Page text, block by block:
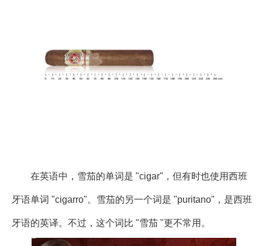
在英语中，雪茄的单词是 "cigar"，但有时也使用西班
牙语单词 "cigarro"。雪茄的另一个词是 "puritano"，是西班
牙语的英译。不过，这个词比 "雪茄 "更不常用。